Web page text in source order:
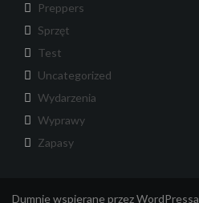
Preppers
Sprzęt
Test
Uncategorized
Wydarzenia
Wyprawy
Zapasy
Dumnie wspierane przez WordPressa